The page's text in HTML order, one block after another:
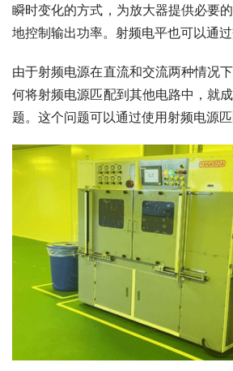
瞬时变化的方式，为放大器提供必要
地控制输出功率。射频电平也可以通过
由于射频电源在直流和交流两种情况
何将射频电源匹配到其他电路中，就
题。这个问题可以通过使用射频电源匹